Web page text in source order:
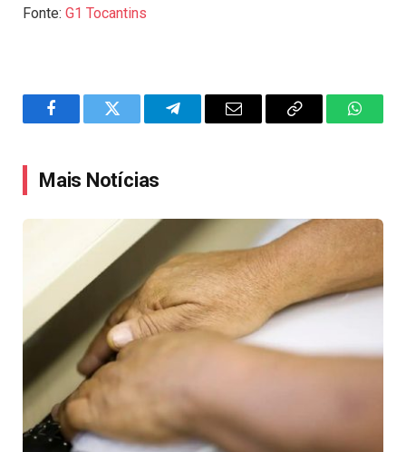
Fonte: G1 Tocantins
FacebookTwitter TelegramEmail
Copy
Mais Notícias